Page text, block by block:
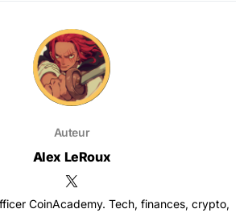
Auteur
Alex LeRoux
CoinAcademy. Tech, finances, crypto,